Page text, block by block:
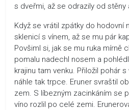
s dveřmi, až se odrazily od stěny
Když se vrátil zpátky do hodovní
sklenicí s vínem, až se mu pár
Povšiml si, jak se mu ruka mírně
pomalu nadechl nosem a
krajinu tam venku. Přiložil pohár
náhle tak trpce. Eruner svraštil
zem. S líbezným zacinkáním se
víno rozlil po celé zemi.